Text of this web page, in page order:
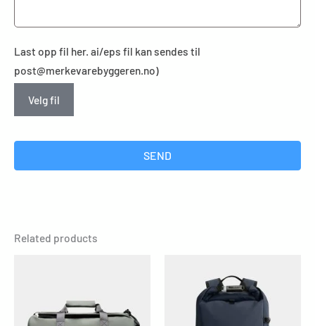
Last opp fil her. ai/eps fil kan sendes til
post@merkevarebyggeren.no)
Velg fil
SEND
Related products